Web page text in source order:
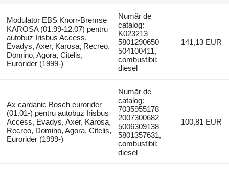
Modulator EBS Knorr-Bremse
KAROSA (01.99-12.07) pentru
autobuz Irisbus Access,
Evadys, Axer, Karosa, Recreo,
Domino, Agora, Citelis,
Eurorider (1999-)
Număr de
catalog:
K023213
5801290650
504100411,
combustibil:
diesel
141,13 EUR
Ax cardanic Bosch eurorider
(01.01-) pentru autobuz Irisbus
Access, Evadys, Axer, Karosa,
Recreo, Domino, Agora, Citelis,
Eurorider (1999-)
Număr de
catalog:
7035955178
2007300682
5006309138
5801357631,
combustibil:
diesel
100,81 EUR